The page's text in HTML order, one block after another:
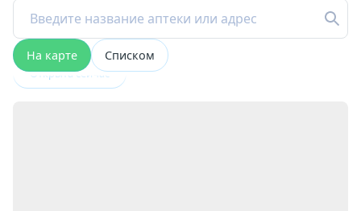
На карте Списком
Открыта сейчас